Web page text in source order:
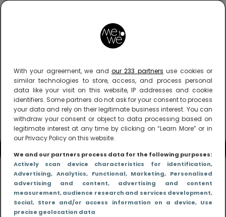
With your agreement, we and our 233 partners use cookies or
similar technologies to store, access, and process personal
data like your visit on this website, IP addresses and cookie
identifiers. Some partners do not ask for your consent to process
your data and rely on their legitimate business interest. You can
withdraw your consent or object to data processing based on
legitimate interest at any time by clicking on “Learn More” or in
our Privacy Policy on this website.
We and our partners process data for the following purposes:
Actively scan device characteristics for identification,
Advertising, Analytics, Functional, Marketing, Personalised
advertising and content, advertising and content
measurement, audience research and services development,
Social, Store and/or access information on a device, Use
precise geolocation data